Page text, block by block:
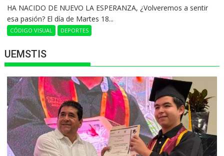
HA NACIDO DE NUEVO LA ESPERANZA, ¿Volveremos a sentir
esa pasión? El día de Martes 18...
CÓDIGO VISUAL DEPORTES
UEMSTIS